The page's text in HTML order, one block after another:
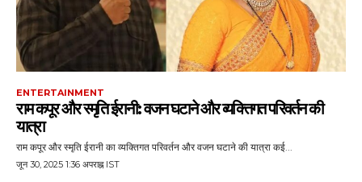
ENTERTAINMENT
राम कपूर और स्मृति ईरानी: वजन घटाने और व्यक्तिगत परिवर्तन की
यात्रा
राम कपूर और स्मृति ईरानी का व्यक्तिगत परिवर्तन और वजन घटाने की यात्रा कई...
जून 30, 2025 1:36 अपराह्न IST